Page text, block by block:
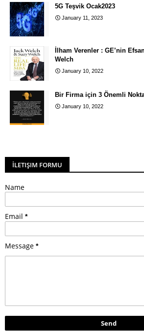
5G Teşvik Ocak2023
January 11, 2023
İlham Verenler : GE’nin
Welch
January 10, 2022
Bir Firma için 3 Önemli
January 10, 2022
İLETIŞIM FORMU
Name
Email *
Message *